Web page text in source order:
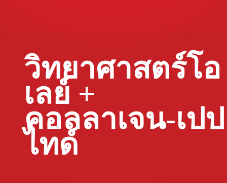
วิทยาศาสตร์โอ
เลย์ +
คอลลาเจน-เปป
ไทด์